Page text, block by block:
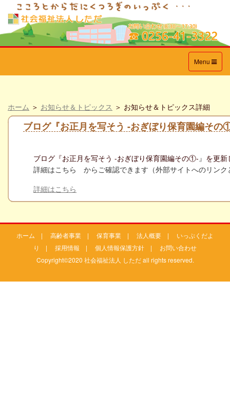
Toggle
navigation
Menu
ホーム ＞ お知らせ＆トピックス ＞ お知らせ＆トピックス詳細
ブログ『お正月を写そう -おぎぼり保育園編その
ブログ『お正月を写そう -おぎぼり保育園編その①‐』 を更新
詳細はこちら からご確認できます（外部サイトへのリンク
詳細はこちら
ホーム | 高齢者事業 | 保育事業 | 法人概要 | いっぷくだよ
り
| 採用情報 | 個人情報保護方針 | お問い合わせ
Copyright©2020 社会福祉法人 しただ all rights reserved.